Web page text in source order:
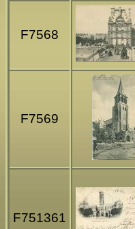
F7568
F7569
F751361